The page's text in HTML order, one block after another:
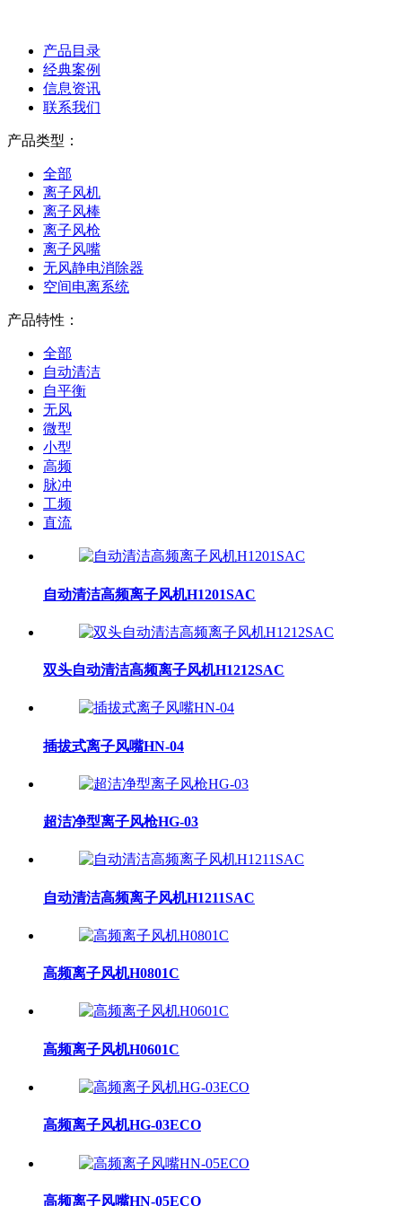
产品目录
经典案例
信息资讯
联系我们
产品类型：
全部
离子风机
离子风棒
离子风枪
离子风嘴
无风静电消除器
空间电离系统
产品特性：
全部
自动清洁
自平衡
无风
微型
小型
高频
脉冲
工频
直流
自动清洁高频离子风机H1201SAC
双头自动清洁高频离子风机H1212SAC
插拔式离子风嘴HN-04
超洁净型离子风枪HG-03
自动清洁高频离子风机H1211SAC
高频离子风机H0801C
高频离子风机H0601C
高频离子风机HG-03ECO
高频离子风嘴HN-05ECO